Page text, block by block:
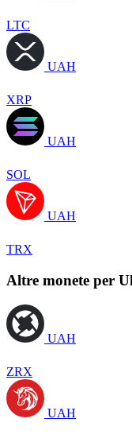
LTC
UAH
XRP
UAH
SOL
UAH
TRX
Altre monete per
UAH
ZRX
UAH